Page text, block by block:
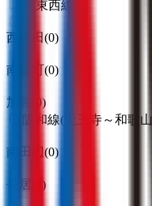
JR東西線
西梅田(0)
南森町(0)
加島 0)
阪和線(天王寺～和歌山)
南田辺 (0)
長居 )